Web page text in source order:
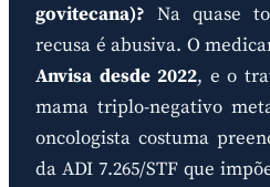
govitecana)? Na quase
recusa é abusiva. O
Anvisa desde 2022, e o
mama triplo-negativo
oncologista costuma
da ADI 7.265/STF que